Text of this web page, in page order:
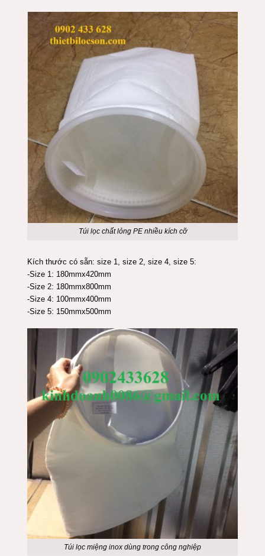
Túi lọc chất lỏng PE nhiều kích cỡ
Kích thước có sẵn: size 1, size 2, size 4, size 5:
-Size 1: 180mmx420mm
-Size 2: 180mmx800mm
-Size 4: 100mmx400mm
-Size 5: 150mmx500mm
Túi lọc miệng inox dùng trong công nghiệp